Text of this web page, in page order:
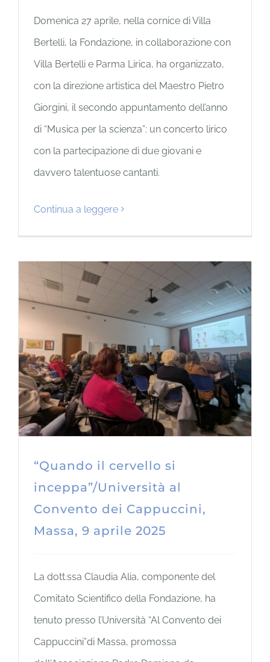
Domenica 27 aprile, nella cornice di Villa
Bertelli, la Fondazione, in collaborazione con
Villa Bertelli e Parma Lirica, ha organizzato,
con la direzione artistica del Maestro Pietro
Giorgini, il secondo appuntamento dell’anno
di “Musica per la scienza”: un concerto lirico
con la partecipazione di due giovani e
davvero talentuose cantanti.
Continua a leggere
“Quando il cervello si
inceppa”/Università al
Convento dei Cappuccini,
Massa, 9 aprile 2025
La dott.ssa Claudia Alia, componente del
Comitato Scientifico della Fondazione, ha
tenuto presso l’Università “Al Convento dei
Cappuccini”di Massa, promossa